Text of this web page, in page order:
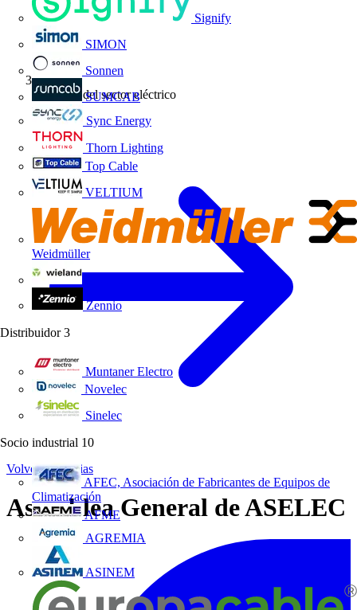
Signify
SIMON
Sonnen
SUMCAB
Sync Energy
Thorn Lighting
Top Cable
VELTIUM
Weidmüller
Zennio
Distribuidor 3
Muntaner Electro
Novelec
Sinelec
Socio industrial 10
AFEC, Asociación de Fabricantes de Equipos de
Climatización
AFME
AGREMIA
ASINEM
Noticias del sector eléctrico
Volver a Noticias
Asamblea General de ASELEC